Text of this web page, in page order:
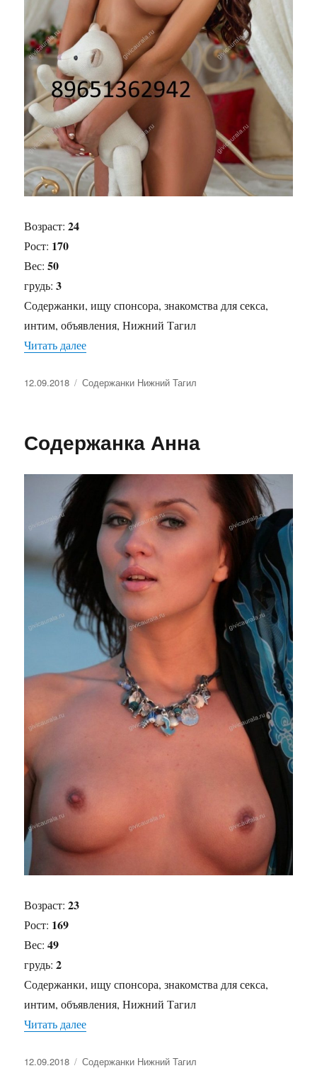
Возраст:24
Рост: 170
Вес:50
грудь:3
Содержанки, ищу спонсора, знакомства для секса,
интим, объявления, Нижний Тагил
Читать далее
Опубликовано
12.09.2018 Рубрики
Содержанки Нижний Тагил
Содержанка Анна
Возраст:23
Рост: 169
Вес:49
грудь:2
Содержанки, ищу спонсора, знакомства для секса,
интим, объявления, Нижний Тагил
Читать далее
Опубликовано
12.09.2018 Рубрики
Содержанки Нижний Тагил